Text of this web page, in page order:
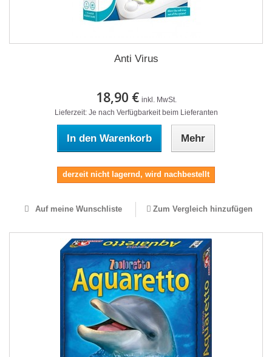
Anti Virus
18,90 € inkl. MwSt.
Lieferzeit: Je nach Verfügbarkeit beim Lieferanten
In den Warenkorb Mehr
derzeit nicht lagernd, wird nachbestellt
Auf meine Wunschliste Zum Vergleich hinzufügen